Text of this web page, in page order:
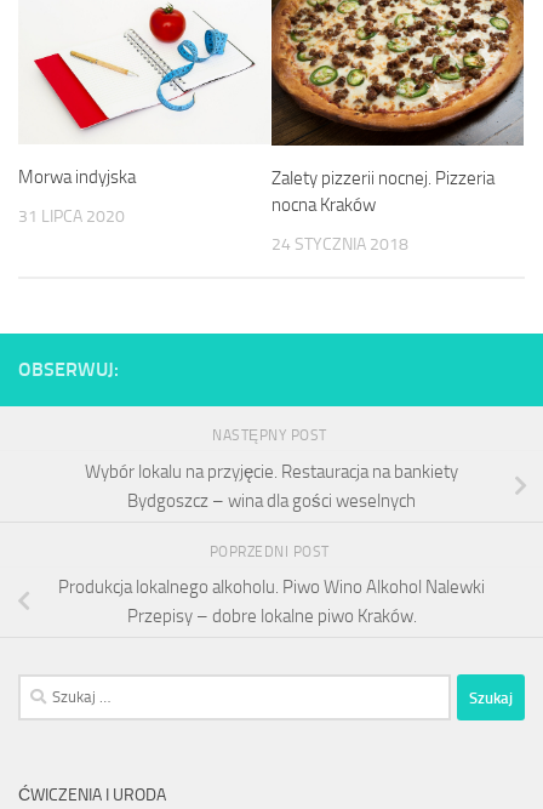
Morwa indyjska
31 LIPCA 2020
Zalety pizzerii nocnej. Pizzeria
nocna Kraków
24 STYCZNIA 2018
OBSERWUJ:
NASTĘPNY POST
Wybór lokalu na przyjęcie. Restauracja na bankiety
Bydgoszcz – wina dla gości weselnych
POPRZEDNI POST
Produkcja lokalnego alkoholu. Piwo Wino Alkohol Nalewki
Przepisy – dobre lokalne piwo Kraków.
Szukaj:
ĆWICZENIA I URODA